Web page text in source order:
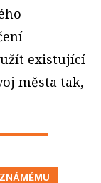
existující
města tak,